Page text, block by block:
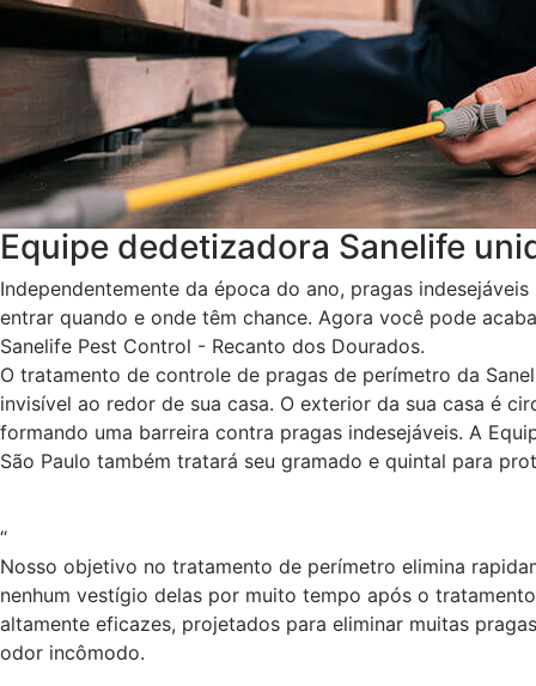
Equipe dedetizadora Sanelife
Independentemente da época do ano, pragas
entrar quando e onde têm chance. Agora você pode
Sanelife Pest Control - Recanto dos Dourados.
O tratamento de controle de pragas de perímetro da
invisível ao redor de sua casa. O exterior da sua casa é
formando uma barreira contra pragas indesejáveis. A
São Paulo também tratará seu gramado e quintal para
“
Nosso objetivo no tratamento de perímetro elimina
nenhum vestígio delas por muito tempo após o
altamente eficazes, projetados para eliminar muitas
odor incômodo.